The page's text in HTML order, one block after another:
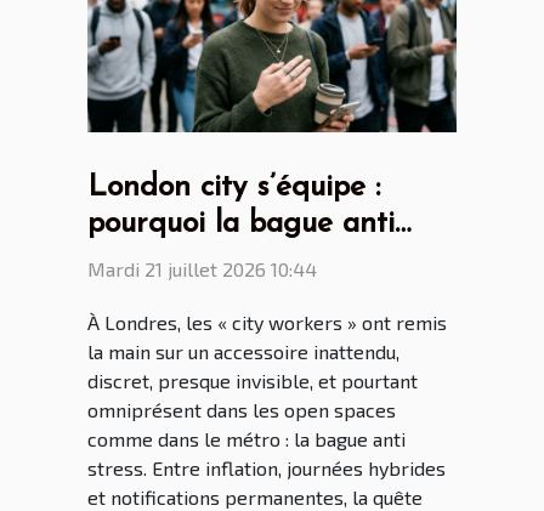
London city s’équipe :
pourquoi la bague anti
stress séduit les
Mardi 21 juillet 2026 10:44
À Londres, les « city workers » ont remis
la main sur un accessoire inattendu,
discret, presque invisible, et pourtant
omniprésent dans les open spaces
comme dans le métro : la bague anti
stress. Entre inflation, journées hybrides
et notifications permanentes, la quête